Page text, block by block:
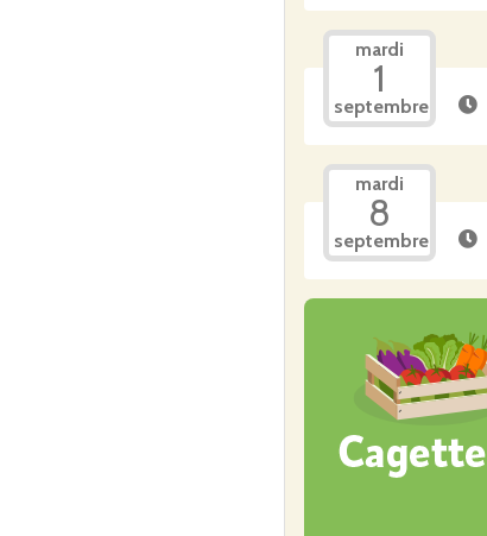
mardi
1
septembre
mardi
8
septembre